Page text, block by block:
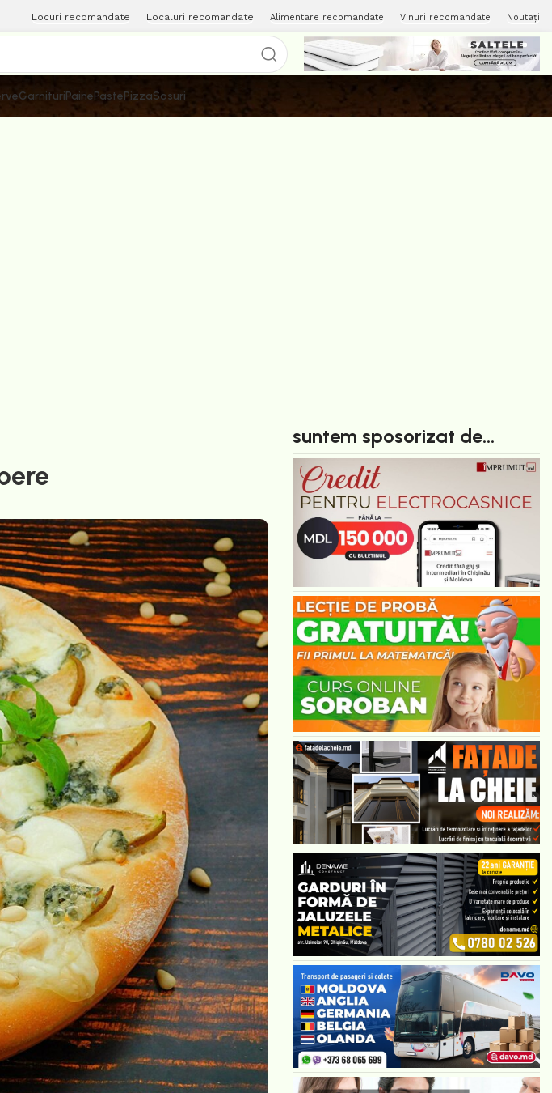
Locuri recomandate Localuri recomandate Alimentare recomandate Vinuri recomandate Noutați
GarnituriPainePastePizzaSosuri
suntem sposorizat de...